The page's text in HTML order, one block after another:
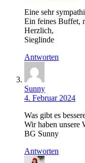
Eine sehr
Ein feines Buffet,
Herzlich,
Sieglinde
Antworten
Sunny
4. Februar 2024
Was gibt es
Wir haben unsere
BG Sunny
Antworten